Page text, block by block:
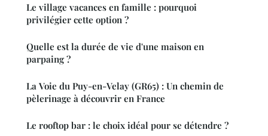
Le village vacances en famille : pourquoi
privilégier cette option ?
Quelle est la durée de vie d'une maison en
parpaing ?
La Voie du Puy-en-Velay (GR65) : Un chemin de
pèlerinage à découvrir en France
Le rooftop bar : le choix idéal pour se détendre ?